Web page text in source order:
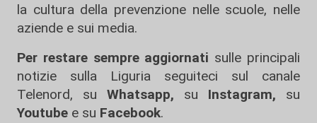
la cultura della prevenzione nelle scuole, nelle
aziende e sui media.
Per restare sempre aggiornati sulle principali
notizie sulla Liguria seguiteci sul canale
Telenord, su
Whatsapp, su Instagram, su
Youtube e su Facebook.